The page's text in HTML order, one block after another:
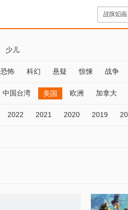
少儿
恐怖 科幻 悬疑 惊悚 战争
中国台湾 美国 欧洲 加拿大
2022 2021 2020 2019